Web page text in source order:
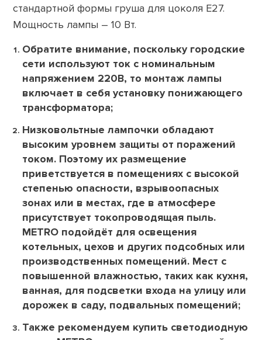
стандартной формы груша для цоколя Е27.
Мощность лампы – 10 Вт.
Обратите внимание, поскольку городские
сети используют ток с номинальным
напряжением 220В, то монтаж лампы
включает в себя установку понижающего
трансформатора;
Низковольтные лампочки обладают
высоким уровнем защиты от поражений
током. Поэтому их размещение
приветствуется в помещениях с высокой
степенью опасности, взрывоопасных
зонах или в местах, где в атмосфере
присутствует токопроводящая пыль.
METRO подойдёт для освещения
котельных, цехов и других подсобных или
производственных помещений. Мест с
повышенной влажностью, таких как кухня,
ванная, для подсветки входа на улицу или
дорожек в саду, подвальных помещений;
Также рекомендуем купить светодиодную